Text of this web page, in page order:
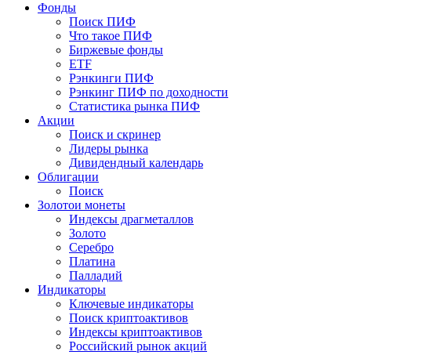
Фонды
Поиск ПИФ
Что такое ПИФ
Биржевые фонды
ETF
Рэнкинги ПИФ
Рэнкинг ПИФ по доходности
Статистика рынка ПИФ
Акции
Поиск и скринер
Лидеры рынка
Дивидендный календарь
Облигации
Поиск
Золотои монеты
Индексы драгметаллов
Золото
Серебро
Платина
Палладий
Индикаторы
Ключевые индикаторы
Поиск криптоактивов
Индексы криптоактивов
Российский рынок акций